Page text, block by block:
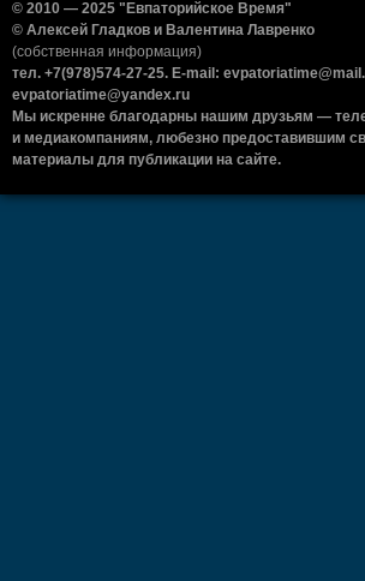
© 2010 — 2025 "Евпаторийское Время"
© Алексей Гладков и Валентина Лавренко
(собственная информация)
тел. +7(978)574-27-25. E-mail:
evpatoriatime@yandex.ru
Мы искренне благодарны нашим друзьям —
и медиакомпаниям, любезно предоставившим
материалы для публикации на сайте.